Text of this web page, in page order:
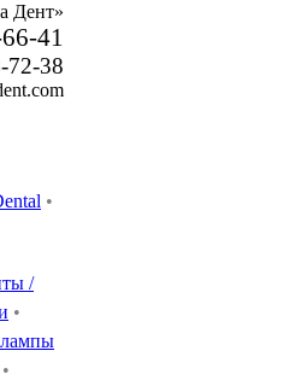
Дент»
41
72-38
•
/
•
•